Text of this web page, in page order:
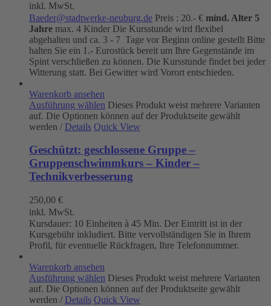
inkl. MwSt.
Baeder@stadtwerke-neuburg.de Preis : 20.- € mind. Alter 5
Jahre max. 4 Kinder Die Kursstunde wird flexibel
abgehalten und ca. 3 - 7 Tage vor Beginn online gestellt Bitte
halten Sie ein 1.- Eurostück bereit um Ihre Gegenstände im
Spint verschließen zu können. Die Kursstunde findet bei jeder
Witterung statt. Bei Gewitter wird Vorort entschieden.
Warenkorb ansehen
Ausführung wählen Dieses Produkt weist mehrere Varianten
auf. Die Optionen können auf der Produktseite gewählt
werden / Details Quick View
Geschützt: geschlossene Gruppe –
Gruppenschwimmkurs – Kinder –
Technikverbesserung
250,00 €
inkl. MwSt.
Kursdauer: 10 Einheiten à 45 Min. Der Eintritt ist in der
Kursgebühr inkludiert. Bitte vervollständigen Sie in Ihrem
Profil, für eventuelle Rückfragen, Ihre Telefonnummer.
Warenkorb ansehen
Ausführung wählen Dieses Produkt weist mehrere Varianten
auf. Die Optionen können auf der Produktseite gewählt
werden / Details Quick View